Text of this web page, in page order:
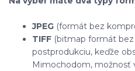
JPEG (formát bez
TIFF (bitmap formát
postprodukciu, keďže
Mimochodom, možnosť